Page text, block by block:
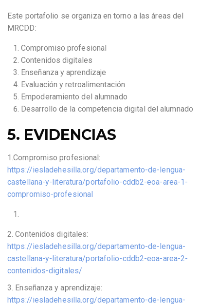
Este portafolio se organiza en torno a las áreas del
MRCDD:
Compromiso profesional
Contenidos digitales
Enseñanza y aprendizaje
Evaluación y retroalimentación
Empoderamiento del alumnado
Desarrollo de la competencia digital del alumnado
5. EVIDENCIAS
1.Compromiso profesional:
https://iesladehesilla.org/departamento-de-lengua-
castellana-y-literatura/portafolio-cddb2-eoa-area-1-
compromiso-profesional
2. Contenidos digitales:
https://iesladehesilla.org/departamento-de-lengua-
castellana-y-literatura/portafolio-cddb2-eoa-area-2-
contenidos-digitales/
3. Enseñanza y aprendizaje:
https://iesladehesilla.org/departamento-de-lengua-